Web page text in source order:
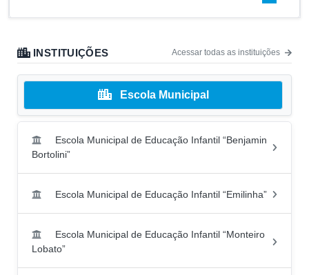
INSTITUIÇÕES Acessar todas as instituições
Escola Municipal
Escola Municipal de Educação Infantil “Benjamin
Bortolini”
Escola Municipal de Educação Infantil “Emilinha”
Escola Municipal de Educação Infantil “Monteiro
Lobato”